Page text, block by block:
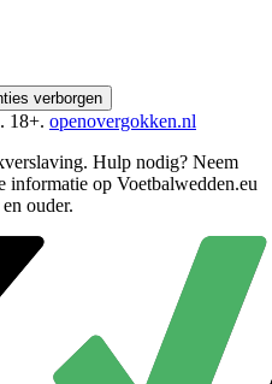
verborgen
18+. openovergokken.nl
Hulp nodig? Neem
informatie op Voetbalwedden.eu
ouder.